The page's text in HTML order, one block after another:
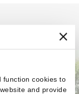
function cookies to
and provide